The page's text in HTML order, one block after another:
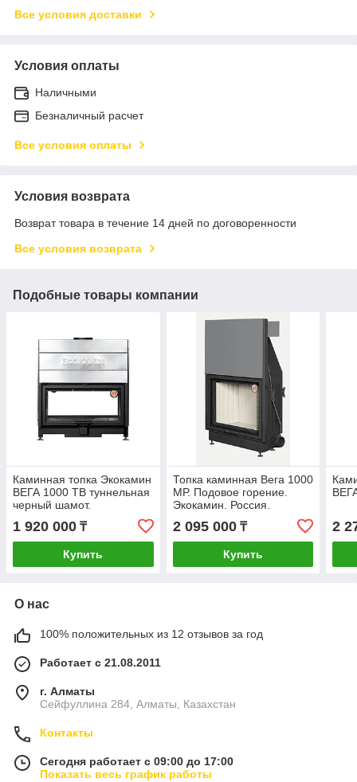
Все условия доставки
Условия оплаты
Наличными
Безналичный расчет
Все условия оплаты
Условия возврата
Возврат товара в течение 14 дней по договоренности
Все условия возврата
Подобные товары компании
Каминная топка Экокамин
ВЕГА 1000 TB туннельная
черный шамот.
1 920 000 ₸
Купить
Топка каминная Вега 1000
МР. Подовое горение.
Экокамин. Россия.
2 095 000₸
Купить
2
О нас
100% положительных из 12 отзывов за год
Работает с 21.08.2011
г. Алматы
Сейфуллина 284, Алматы, Казахстан
Контакты
Сегодня работает с 09:00 до 17:00
Показать весь график работы